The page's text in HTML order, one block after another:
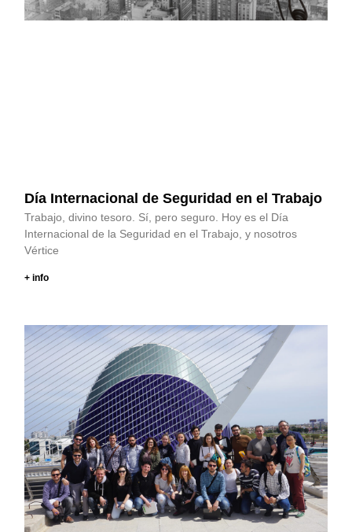
Día Internacional de Seguridad en el Trabajo
Trabajo, divino tesoro. Sí, pero seguro. Hoy es el Día
Internacional de la Seguridad en el Trabajo, y nosotros
Vértice
+ info